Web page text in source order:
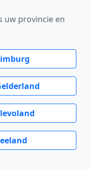
uw provincie en